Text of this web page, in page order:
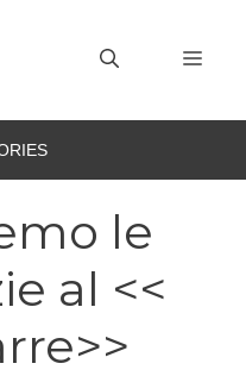
le
al <<